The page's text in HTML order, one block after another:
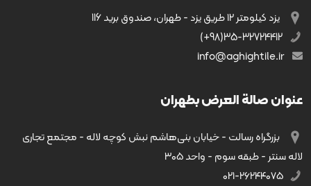
يزد کیلومتر ۱۲ طریق يزد - طهران، صندوق بريد 116
عنوان صالة العرض بطهران
بزرگراه رسالت - خیابان بنی‌هاشم نبش کوچه لاله - مجتمع تجاری
لاله سنتر - طبقه سوم - واحد ۳۰۵
۰۲۱-۲۶۲۴۴۰۷۵